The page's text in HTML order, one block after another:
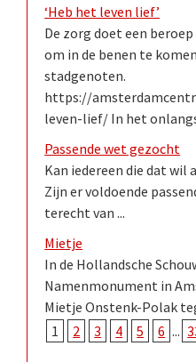
‘Heb het leven lief’
De zorg doet een
om in de benen te
stadgenoten.
https://
leven-lief/ In het
Passende wet gezocht
Kan iedereen die dat wil
Zijn er voldoende
terecht van ...
Mietje
In de Hollandsche
Namenmonument in
Mietje Onstenk-Polak
1
2 3 4 5 6 ...